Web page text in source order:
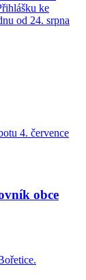
ke
od 24. srpna
4. července
obce